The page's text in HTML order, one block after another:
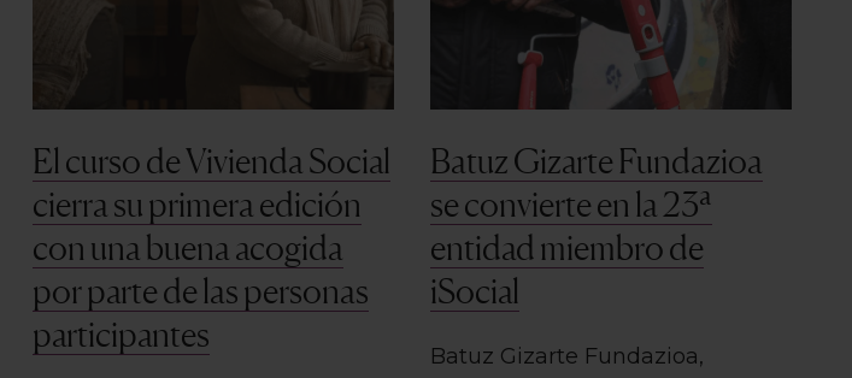
El curso de Vivienda Social
cierra su primera edición
con una buena acogida
por parte de las personas
participantes
Batuz Gizarte Fundazioa
se convierte en la 23ª
entidad miembro de
iSocial
Batuz Gizarte Fundazioa,